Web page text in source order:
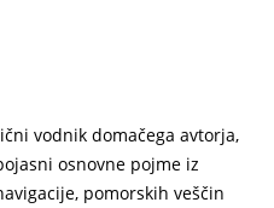
vodnik domačega avtorja,
osnovne pojme iz
pomorskih veščin